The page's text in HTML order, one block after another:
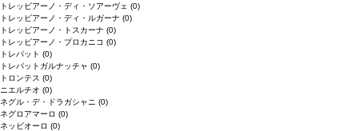
トレッビアーノ・ディ・ソアーヴェ (0)
トレッビアーノ・ディ・ルガーナ (0)
トレッビアーノ・トスカーナ (0)
トレッビアーノ・プロカニコ (0)
トレパット (0)
トレパットガルナッチャ (0)
トロンテス (0)
ニエルチオ (0)
ネグル・デ・ドラガシャニ (0)
ネグロアマーロ (0)
ネッビオーロ (0)